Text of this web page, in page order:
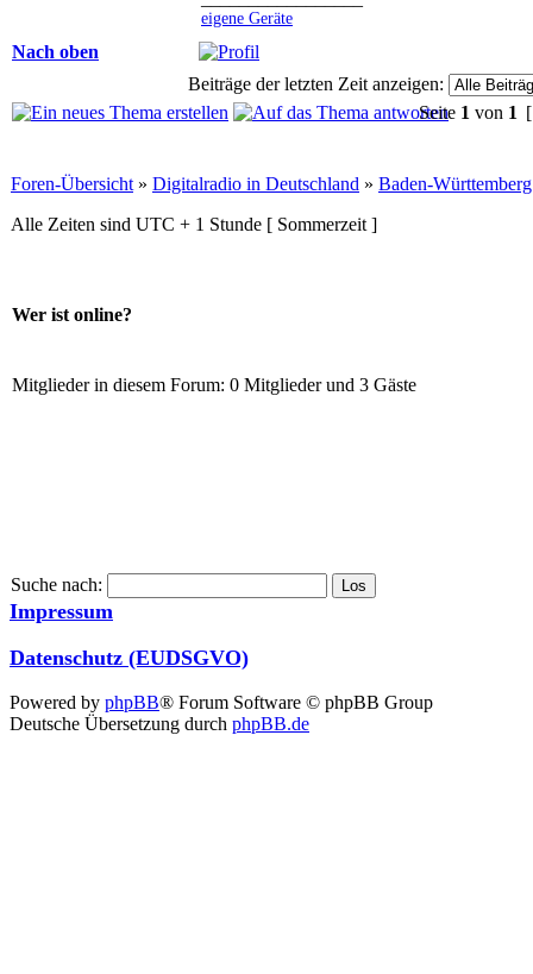
eigene Geräte
Nach oben
Beiträge der letzten Zeit anzeigen:
Seite 1 von 1
Foren-Übersicht » Digitalradio in Deutschland » Baden-Württemberg
Alle Zeiten sind UTC + 1 Stunde [ Sommerzeit ]
Wer ist online?
Mitglieder in diesem Forum: 0 Mitglieder und 3 Gäste
Suche nach:
Impressum
Datenschutz (EUDSGVO)
Powered by phpBB® Forum Software © phpBB Group
Deutsche Übersetzung durch phpBB.de